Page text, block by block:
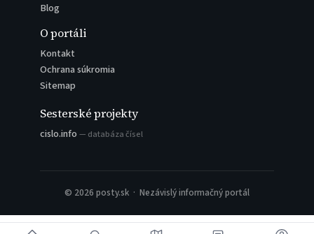
Blog
O portáli
Kontakt
Ochrana súkromia
Sitemap
Sesterské projekty
cislo.info — databáza čísel
© 2026 posty.sk · Nezávislý informačný portál